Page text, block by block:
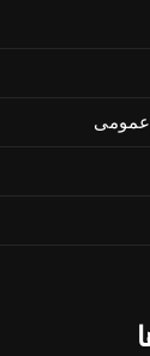
عمومی